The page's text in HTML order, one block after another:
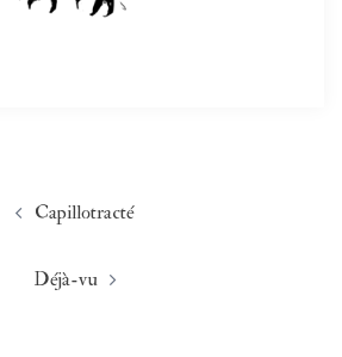
Capillotracté
Déjà-vu